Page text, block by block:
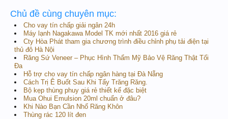
Chủ đề cùng chuyên mục:
Cho vay tín chấp giải ngân 24h
Máy lạnh Nagakawa Model TK mới nhất 2016 giá rẻ
Cty Hòa Phát tham gia chương trình điều chỉnh phụ tải điện tại
thủ đô Hà Nội
Răng Sứ Veneer – Phục Hình Thẩm Mỹ Bảo Vệ Răng Thật Tối
Đa
Hỗ trợ cho vay tín chấp ngân hàng tại Đà Nẵng
Cách Trị Ê Buốt Sau Khi Tẩy Trăng Răng.
Bộ kẹp thùng phuy giá rẻ thiết kế đặc biệt
Mua Ohui Emulsion 20ml chuẩn ở đâu?
Khi Nào Bạn Cần Nhổ Răng Khôn
Thùng rác 120 lít đen